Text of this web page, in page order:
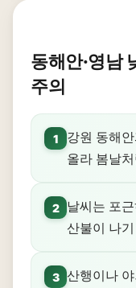
동해안·영남
주의
1
강원 동해
올라 봄날
2
날씨는 포
산불이 나
3 산행이나